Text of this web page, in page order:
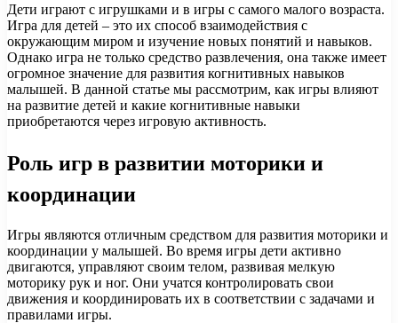
Дети играют с игрушками и в игры с самого малого возраста.
Игра для детей – это их способ взаимодействия с
окружающим миром и изучение новых понятий и навыков.
Однако игра не только средство развлечения, она также имеет
огромное значение для развития когнитивных навыков
малышей. В данной статье мы рассмотрим, как игры влияют
на развитие детей и какие когнитивные навыки
приобретаются через игровую активность.
Роль игр в развитии моторики и
координации
Игры являются отличным средством для развития моторики и
координации у малышей. Во время игры дети активно
двигаются, управляют своим телом, развивая мелкую
моторику рук и ног. Они учатся контролировать свои
движения и координировать их в соответствии с задачами и
правилами игры.